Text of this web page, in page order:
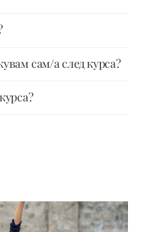
сам/а след курса?